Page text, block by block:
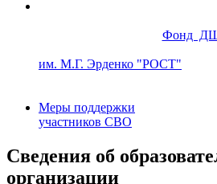
Фонд
им. М.Г. Эрденко "РОСТ"
Меры поддержки
участников СВО
Сведения об
организации